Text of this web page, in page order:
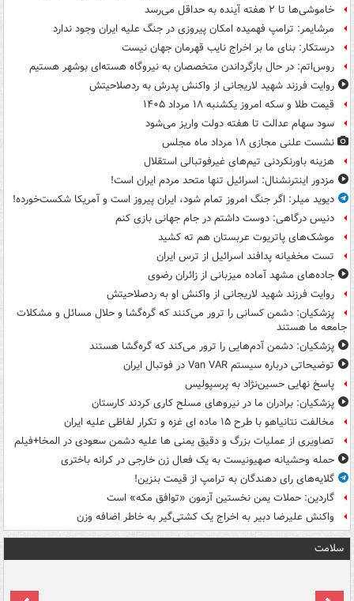
خاموشی‌ها تا ۲ هفته آینده به حداقل می‌رسد
مرشایمر: ترامپ فهمیده امکان پیروزی در جنگ علیه ایران وجود ندارد
درستکار: بنای ما بر اخراج نایب قهرمان جهان نیست
روس‌اتم: در حال بازگرداندن متخصصان به نیروگاه هسته‌ای بوشهر هستیم
روایت فرزند شهید لاریجانی از واکنش پدرش به ردصلاحیتش
قیمت طلا و سکه امروز یکشنبه ۱۸ مرداد ۱۴۰۵
سود سهام عدالت تا هفته دولت واریز می‌شود
نشست علنی مجازی ۱۸ مرداد ماه مجلس
هزینه باورنکردنی تیم‌های غیرفوتبالی استقلال
مزدور اینترنشنال: اسرائیل تنها متحد مردم ایران است!
دیوید میلر: اگر جنگ امروز تمام شود، ایران پیروز است و آمریکا شکست‌خورده!
دنیس درگاهی: دوست داشتم در جام جهانی بازی کنم
موشک‌های پاتریوت عربستان هم ته‌ کشید
تست مخفیانه پدافند اسرائیل از ترس ایران
جاده‌های مشهد آماده میزبانی از زائران رضوی
روایت فرزند شهید لاریجانی از واکنش او به ردصلاحیتش
پزشکیان: دشمن کسانی را ترور می‌کنند که گره‌گشا و حلال مسائل و مشکلات
جامعه ما هستند
پزشکیان: دشمن آدم‌هایی را ترور می‌کند که گره‌گشا هستند
توضیحاتی درباره سیستم Van VAR در فوتبال ایران
پاسخ نهایی حسین‌نژاد به پرسپولیس
پزشکیان: برادران ما در نیروهای مسلح کاری کردند کارستان
مخالفت نتانیاهو با طرح ۱۵ ماده ای غزه و تکرار لفاظی علیه ایران
تصاویری از عملیات بزرگ و دقیق یمنی ها علیه دشمن سعودی در المخا+فیلم
حمله وحشیانه صهیونیست به یک فعال زن خارجی در کرانه باختری
گلایه‌های رای دهندگان به ترامپ از قیمت بنزین!
گاردین: حملات یمن نخستین آزمون «توافق مکه» است
واکنش علیرضا دبیر به اخراج یک کشتی‌گیر به خاطر اضافه وزن
سلامت